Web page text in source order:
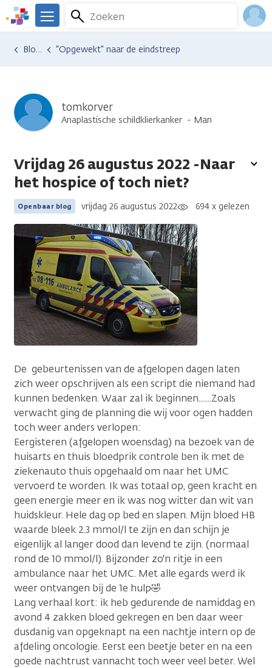
Overslaan
en
naar
We
er
Kanker.nl
Zoeken
Menu
Ervaringen van anderen
Blogsoverzicht "Opgewekt" naar de eindstreep
tomkorver
Anaplastische schildklierkanker Man
Vrijdag 26 augustus 2022 -Naar
het hospice of toch niet?
Openbaar blog vrijdag 26 augustus 2022 694 x gelezen
De gebeurtenissen van de afgelopen dagen laten
zich weer opschrijven als een script die niemand had
kunnen bedenken. Waar zal ik beginnen.......Zoals
verwacht ging de planning die wij voor ogen hadden
toch weer anders verlopen:
Eergisteren (afgelopen woensdag) na bezoek van de
huisarts en thuis bloedprik controle ben ik met de
ziekenauto thuis opgehaald om naar het UMC
vervoerd te worden. Ik was totaal op, geen kracht en
geen energie meer en ik was nog witter dan wit van
huidskleur. Hele dag op bed en slapen. Mijn bloed HB
waarde bleek 2.3 mmol/l te zijn en dan schijn je
eigenlijk al langer dood dan levend te zijn. (normaal
rond de 10 mmol/l). Bijzonder zo'n ritje in een
ambulance naar het UMC. Met alle egards werd ik
weer ontvangen bij de 1e hulp🤣
Lang verhaal kort: ik heb gedurende de namiddag en
avond 4 zakken bloed gekregen en ben daar weer
dusdanig van opgeknapt na een nachtje intern op de
afdeling oncologie. Eerst een beetje beter en na een
goede nachtrust vannacht toch weer veel beter. Wel